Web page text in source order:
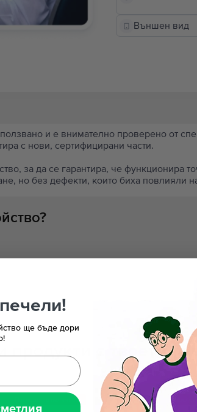
Външен вид
и е внимателно проверено от
с нови, сертифицирани части.
за да се гарантира, че функционира
но без дефекти, които биха повлияли
продукти с твоето
Последен в наличност
ще бъде дори